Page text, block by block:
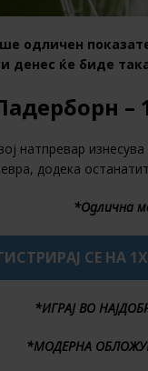
одличен
денес ќе биде
–
натпревар
додека
*Одлична
СЕ НА
*ИГРАЈ ВО
*МОДЕРНА